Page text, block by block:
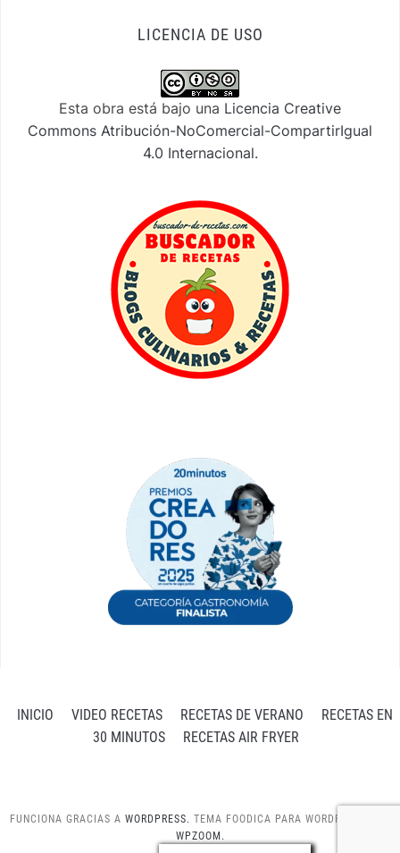
LICENCIA DE USO
Esta obra está bajo una Licencia Creative
Commons Atribución-NoComercial-CompartirIgual
4.0 Internacional.
INICIO VIDEO RECETAS RECETAS DE VERANO
RECETAS EN
30 MINUTOS
RECETAS AIR FRYER
FUNCIONA GRACIAS A WORDPRESS. TEMA FOODICA PARA WORDPRESS POR
WPZOOM.